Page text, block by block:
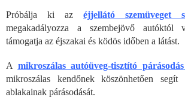
Próbálja ki az éjjellátó szemüveget
megakadályozza a szembejövő autóktól
támogatja az éjszakai és ködös időben a látást.
A mikroszálas autóüveg-tisztító párásodás
mikroszálas kendőnek köszönhetően
ablakainak párásodását.